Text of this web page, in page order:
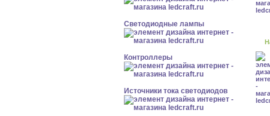
Светодиодные лампы
Контроллеры
Источники тока светодиодов